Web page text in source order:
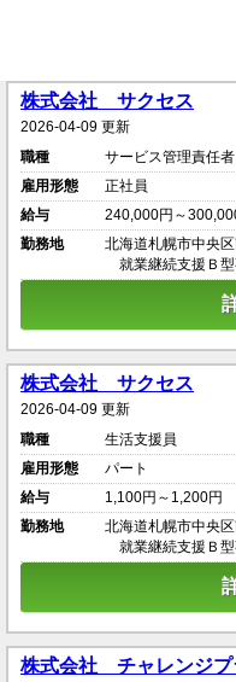
株式会社 サクセス
2026-04-09 更新
職種
サービス管理責任者
雇用形態
正社員
給与
240,000円～
勤務地
北海道札幌市中央
就業継続支援Ｂ
株式会社 サクセス
2026-04-09 更新
職種
生活支援員
雇用形態
パート
給与
1,100円～1,200円
勤務地
北海道札幌市中央
就業継続支援Ｂ
株式会社 チャレンジプ